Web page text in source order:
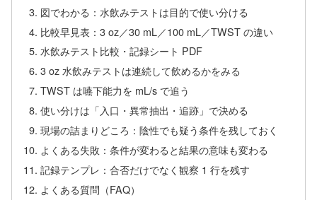
図でわかる：水飲みテストは目的で使い分ける
比較早見表：3 oz／30 mL／100 mL／TWST の違い
水飲みテスト比較・記録シート PDF
3 oz 水飲みテストは連続して飲めるかをみる
TWST は嚥下能力を mL/s で追う
使い分けは「入口・異常抽出・追跡」で決める
現場の詰まりどころ：陰性でも疑う条件を残しておく
よくある失敗：条件が変わると結果の意味も変わる
記録テンプレ：合否だけでなく観察 1 行を残す
よくある質問（FAQ）